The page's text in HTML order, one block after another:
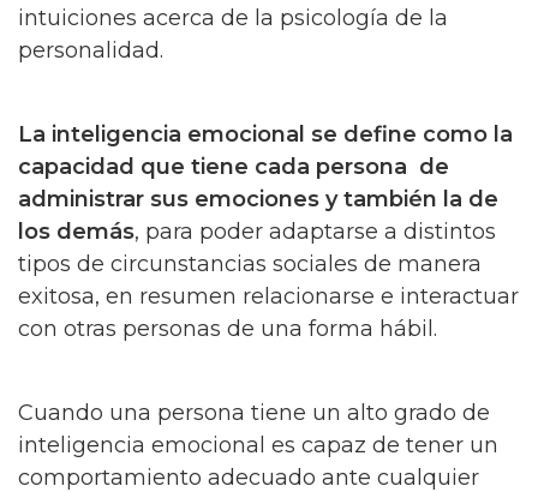
intuiciones acerca de la psicología de la
personalidad.
La inteligencia emocional se define como la
capacidad que tiene cada persona de
administrar sus emociones y también la de
los demás, para poder adaptarse a distintos
tipos de circunstancias sociales de manera
exitosa, en resumen relacionarse e interactuar
con otras personas de una forma hábil.
Cuando una persona tiene un alto grado de
inteligencia emocional es capaz de tener un
comportamiento adecuado ante cualquier